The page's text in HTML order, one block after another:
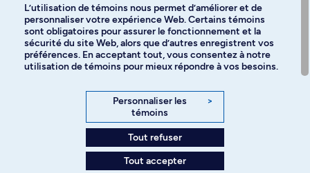
Langues
Facebook Instagram
YouTube
L’utilisation de témoins nous permet d’améliorer et de
personnaliser votre expérience Web. Certains témoins
sont obligatoires pour assurer le fonctionnement et la
sécurité du site Web, alors que d’autres enregistrent vos
préférences. En acceptant tout, vous consentez à notre
utilisation de témoins pour mieux répondre à vos besoins.
Personnaliser les
témoins
>
Tout refuser
Tout accepter